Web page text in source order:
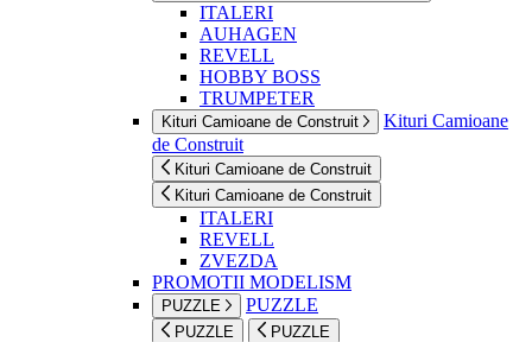
ITALERI
AUHAGEN
REVELL
HOBBY BOSS
TRUMPETER
Kituri Camioane de Construit
Kituri Camioane
de Construit
Kituri Camioane de Construit
Kituri Camioane de Construit
ITALERI
REVELL
ZVEZDA
PROMOTII MODELISM
PUZZLE PUZZLE
PUZZLE PUZZLE